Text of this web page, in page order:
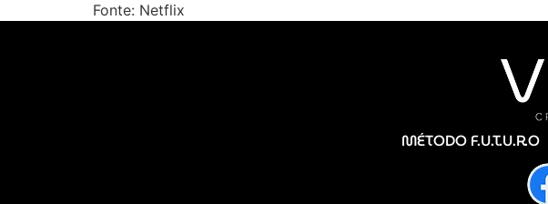
Fonte: Netflix
MÉTODO F.U.T.U.R.O